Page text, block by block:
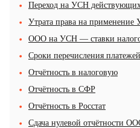
Переход на УСН
Утрата права на применение
ООО на УСН — ставки
Сроки перечисления платежей
Отчётность в налоговую
Отчётность в СФР
Отчётность в Росстат
Сдача нулевой отчётности